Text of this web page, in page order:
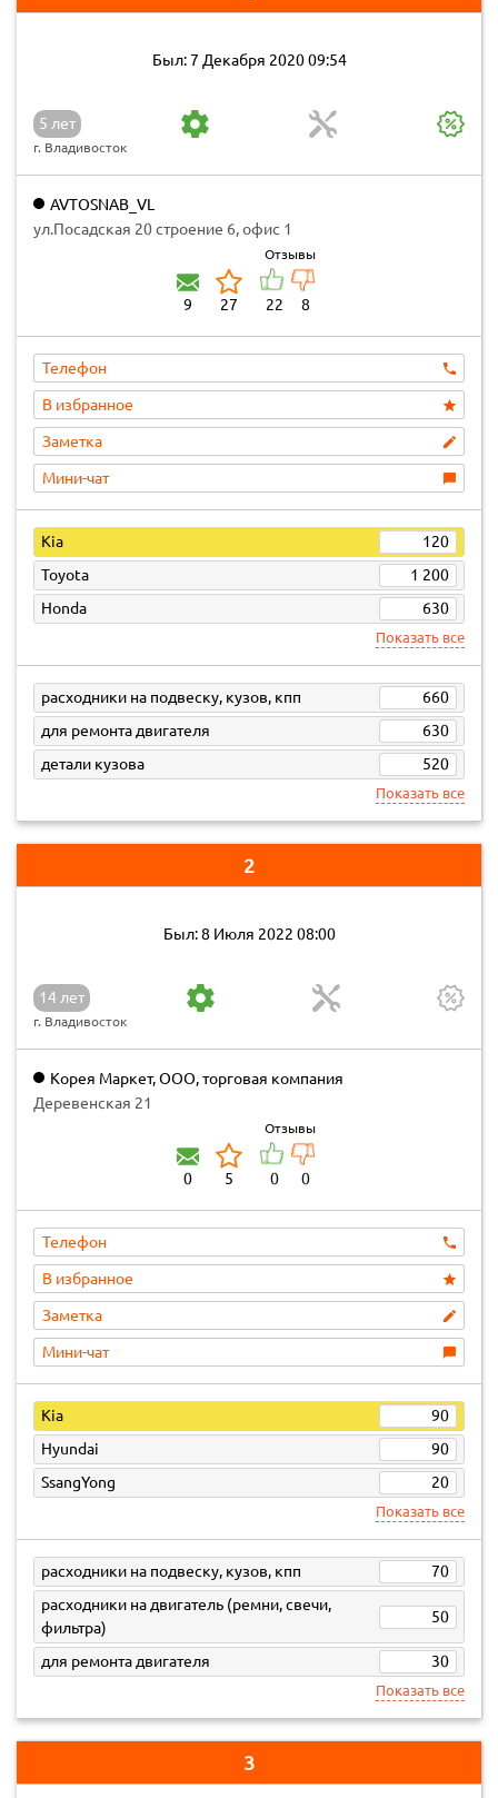
Был: 7 Декабря 2020 09:54
5 лет
г. Владивосток
AVTOSNAB_VL
ул.Посадская 20 строение 6, офис 1
9 27
Отзывы
22 8
Телефон
В избранное
Заметка
Мини-чат
Kia
120
Toyota
1 200
Honda
630
Показать все
расходники на подвеску, кузов, кпп
660
для ремонта двигателя
630
детали кузова
520
Показать все
2
Был: 8 Июля 2022 08:00
14 лет
г. Владивосток
Корея Маркет, ООО, торговая компания
Деревенская 21
0 5
Отзывы
0 0
Телефон
В избранное
Заметка
Мини-чат
Kia
90
Hyundai
90
SsangYong
20
Показать все
расходники на подвеску, кузов, кпп
70
расходники на двигатель (ремни, свечи,
фильтра)
50
для ремонта двигателя 30
Показать все
3